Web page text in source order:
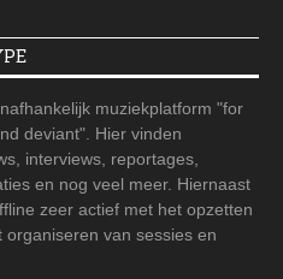
muziekplatform "for
deviant". Hier vinden
interviews, reportages,
en nog veel meer. Hiernaast
zeer actief met het opzetten
van sessies en